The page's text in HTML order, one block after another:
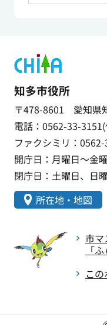
知多市役所
〒478-8601 愛知県
電話：0562-33-
ファクシミリ：
開庁日：月曜日～金
閉庁日：土曜日、日
所在地・地図
市マ
「
こ